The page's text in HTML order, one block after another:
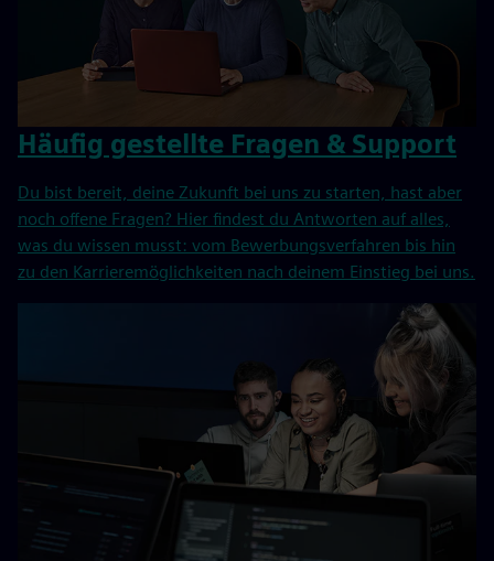
Häufig gestellte Fragen & Support
Du bist bereit, deine Zukunft bei uns zu starten, hast aber
noch offene Fragen? Hier findest du Antworten auf alles,
was du wissen musst: vom Bewerbungsverfahren bis hin
zu den Karrieremöglichkeiten nach deinem Einstieg bei uns.